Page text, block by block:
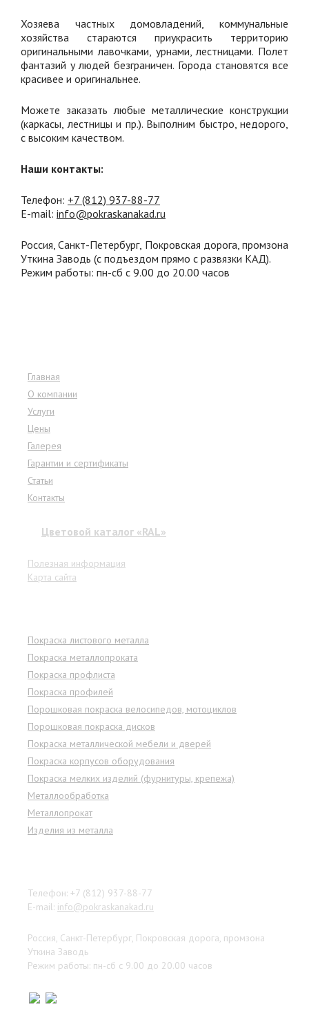
Хозяева частных домовладений, коммунальные
хозяйства стараются приукрасить территорию
оригинальными лавочками, урнами, лестницами. Полет
фантазий у людей безграничен. Города становятся все
красивее и оригинальнее.
Можете заказать любые металлические конструкции
(каркасы, лестницы и пр.). Выполним быстро, недорого,
с высоким качеством.
Наши контакты:
Телефон: +7 (812) 937-88-77
E-mail: info@pokraskanakad.ru
Россия, Санкт-Петербург, Покровская дорога, промзона
Уткина Заводь (с подъездом прямо с развязки КАД).
Режим работы: пн-сб с 9.00 до 20.00 часов
Главная
О компании
Услуги
Цены
Галерея
Гарантии и сертификаты
Статьи
Контакты
Цветовой каталог «RAL»
Полезная информация
Карта сайта
Покраска листового металла
Покраска металлопроката
Покраска профлиста
Покраска профилей
Порошковая покраска велосипедов, мотоциклов
Порошковая покраска дисков
Покраска металлической мебели и дверей
Покраска корпусов оборудования
Покраска мелких изделий (фурнитуры, крепежа)
Металлообработка
Металлопрокат
Изделия из металла
Телефон: +7 (812) 937-88-77
E-mail: info@pokraskanakad.ru
Россия, Санкт-Петербург, Покровская дорога, промзона
Уткина Заводь
Режим работы: пн-сб с 9.00 до 20.00 часов